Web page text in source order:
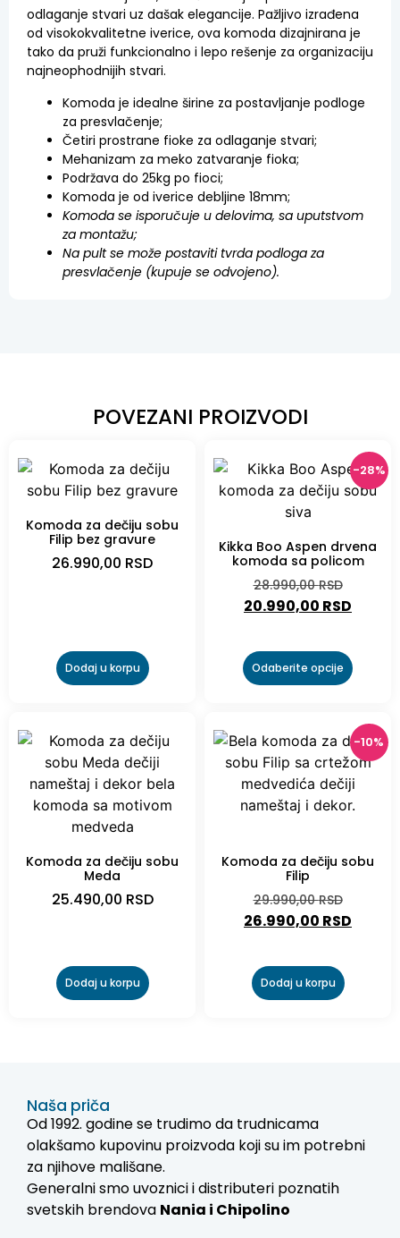
odlaganje stvari uz dašak elegancije. Pažljivo izrađena
od visokokvalitetne iverice, ova komoda dizajnirana je
tako da pruži funkcionalno i lepo rešenje za organizaciju
najneophodnijih stvari.
Komoda je idealne širine za postavljanje podloge
za presvlačenje;
Četiri prostrane fioke za odlaganje stvari;
Mehanizam za meko zatvaranje fioka;
Podržava do 25kg po fioci;
Komoda je od iverice debljine 18mm;
Komoda se isporučuje u delovima, sa uputstvom
za montažu;
Na pult se može postaviti tvrda podloga za
presvlačenje (kupuje se odvojeno).
POVEZANI PROIZVODI
Komoda za dečiju sobu
Filip bez gravure
26.990,00 RSD
Dodaj u korpu
-28%
Kikka Boo Aspen drvena
komoda sa policom
28.990,00RSD
20.990,00 RSD
Odaberite opcije
Komoda za dečiju sobu
Meda
25.490,00 RSD
Dodaj u korpu
-10%
Komoda za dečiju sobu
Filip
29.990,00RSD
26.990,00 RSD
Dodaj u korpu
Naša priča
Od 1992. godine se trudimo da trudnicama
olakšamo kupovinu proizvoda koji su im potrebni
za njihove mališane.
Generalni smo uvoznici i distributeri poznatih
svetskih brendova Nania i Chipolino